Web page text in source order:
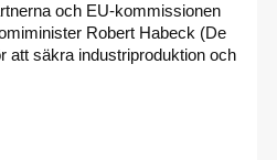
och EU-kommissionen
Robert Habeck (De
att säkra industriproduktion och